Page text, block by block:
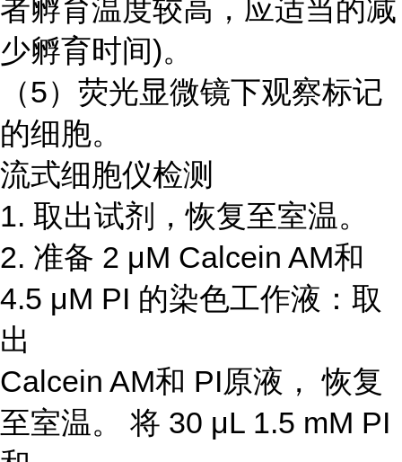
者孵育温度较高，应适当的减
少孵育时间)。
（5）荧光显微镜下观察标记
的细胞。
流式细胞仪检测
1. 取出试剂，恢复至室温。
2. 准备 2 μM Calcein AM和
4.5 μM PI 的染色工作液：取
出
Calcein AM和 PI原液， 恢复
至室温。 将 30 μL 1.5 mM PI